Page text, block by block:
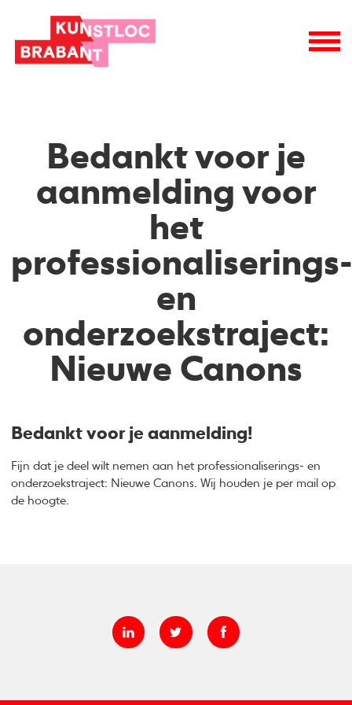
Bedankt voor je
aanmelding voor
het
en
onderzoekstraject:
Nieuwe Canons
Bedankt voor je aanmelding!
Fijn dat je deel wilt nemen aan het professionaliserings- en
onderzoekstraject: Nieuwe Canons. Wij houden je per mail op
de hoogte.